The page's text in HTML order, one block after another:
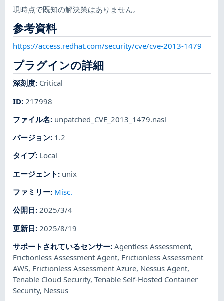
現時点で既知の解決策はありません。
参考資料
https://access.redhat.com/security/cve/cve-2013-1479
プラグインの詳細
深刻度: Critical
ID: 217998
ファイル名: unpatched_CVE_2013_1479.nasl
バージョン: 1.2
タイプ: Local
エージェント : unix
ファミリー: Misc.
公開日:2025/3/4
更新日: 2025/8/19
サポートされているセンサー:Agentless Assessment,
Frictionless Assessment Agent, Frictionless Assessment
AWS, Frictionless Assessment Azure, Nessus Agent,
Tenable Cloud Security,Tenable Self-Hosted Container
Security, Nessus